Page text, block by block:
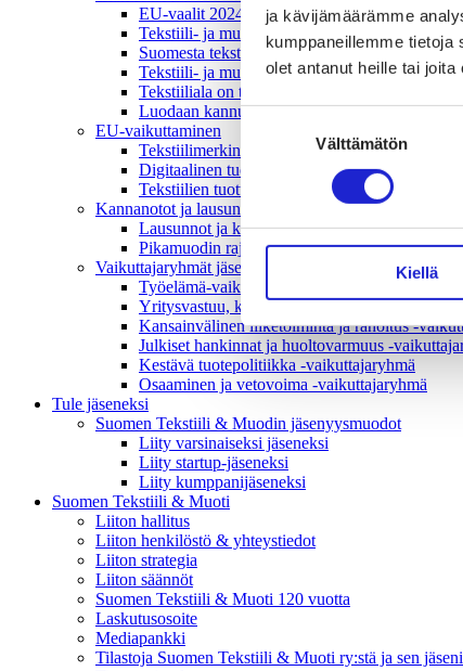
ja kävijämäärämme
kumppaneillemme
olet antanut heille tai joita
Suostumuksen
Välttämätön
Kiellä
EU-vaalit 2024: Reilut pelisäännöt turvaavat
Tekstiili- ja muotialasta viennin uusi kärki
Suomesta tekstiilialan kiertotalouden &
Tekstiili- ja muotiala tarvitsee monipuolista
Tekstiiliala on tärkeä osa Suomen
Luodaan kannusteet kuluttajan vihreään
EU-vaikuttaminen
Tekstiilimerkintäuudistus (TLR)
Digitaalinen tuotepassi
Tekstiilien tuottajavastuu (EPR)
Kannanotot ja lausunnot
Lausunnot ja kantapaperit
Pikamuodin rajoittaminen
Vaikuttajaryhmät jäsenyrityksille
Työelämä-vaikuttajaryhmä
Yritysvastuu, kiertotalous ja toimivat
Kansainvälinen liiketoiminta ja rahoitus -
Julkiset hankinnat ja huoltovarmuus -
Kestävä tuotepolitiikka​ -vaikuttajaryhmä
Osaaminen ja vetovoima -vaikuttajaryhmä
Tule jäseneksi
Suomen Tekstiili & Muodin jäsenyysmuodot
Liity varsinaiseksi jäseneksi
Liity startup-jäseneksi
Liity kumppani­jäseneksi
Suomen Tekstiili & Muoti
Liiton hallitus
Liiton henkilöstö & yhteystiedot
Liiton strategia
Liiton säännöt
Suomen Tekstiili & Muoti 120 vuotta
Laskutusosoite
Mediapankki
Tilastoja Suomen Tekstiili & Muoti ry:stä ja sen